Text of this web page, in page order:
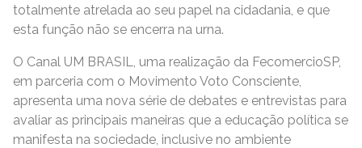
totalmente atrelada ao seu papel na cidadania, e que
esta função não se encerra na urna.
O Canal UM BRASIL, uma realização da FecomercioSP,
em parceria com o Movimento Voto Consciente,
apresenta uma nova série de debates e entrevistas para
avaliar as principais maneiras que a educação política se
manifesta na sociedade, inclusive no ambiente